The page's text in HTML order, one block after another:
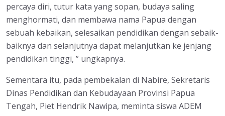
percaya diri, tutur kata yang sopan, budaya saling
menghormati, dan membawa nama Papua dengan
sebuah kebaikan, selesaikan pendidikan dengan sebaik-
baiknya dan selanjutnya dapat melanjutkan ke jenjang
pendidikan tinggi, ” ungkapnya.
Sementara itu, pada pembekalan di Nabire, Sekretaris
Dinas Pendidikan dan Kebudayaan Provinsi Papua
Tengah, Piet Hendrik Nawipa, meminta siswa ADEM